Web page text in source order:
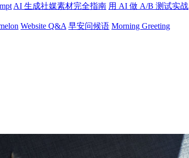
AI 生成社媒素材完全指南 用 AI 做 A/B 测试实战
Website Q&A 早安问候语 Morning Greeting